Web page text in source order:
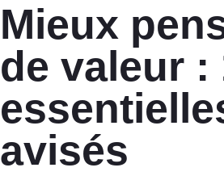
Mieux
de valeur
avisés